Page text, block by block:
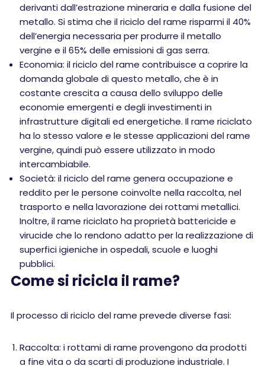
derivanti dall’estrazione mineraria e dalla fusione del
metallo. Si stima che il riciclo del rame risparmi il 40%
dell’energia necessaria per produrre il metallo
vergine e il 65% delle emissioni di gas serra.
Economia: il riciclo del rame contribuisce a coprire la
domanda globale di questo metallo, che è in
costante crescita a causa dello sviluppo delle
economie emergenti e degli investimenti in
infrastrutture digitali ed energetiche. Il rame riciclato
ha lo stesso valore e le stesse applicazioni del rame
vergine, quindi può essere utilizzato in modo
intercambiabile.
Società: il riciclo del rame genera occupazione e
reddito per le persone coinvolte nella raccolta, nel
trasporto e nella lavorazione dei rottami metallici.
Inoltre, il rame riciclato ha proprietà battericide e
virucide che lo rendono adatto per la realizzazione di
superfici igieniche in ospedali, scuole e luoghi
pubblici.
Come si ricicla il rame?
Il processo di riciclo del rame prevede diverse fasi:
Raccolta: i rottami di rame provengono da prodotti
a fine vita o da scarti di produzione industriale. I